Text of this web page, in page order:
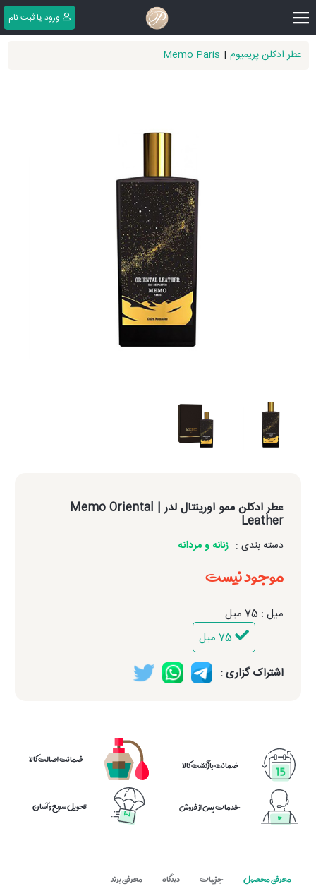
||| ورود یا ثبت ‌نام
عطر ادکلن پریمیوم |
Memo Paris
عطر ادکلن ممو اورینتال لدر | Memo Oriental
Leather
دسته بندی : زنانه و مردانه
موجود نیست
میل : 75 میل
75 میل
اشتراک گزاری :
ضمانت بازگشت کالا ضمانت اصالت کالا
خدمات پس از فروش تحویل سریع و آسان
معرفی محصول جزییات دیدگاه معرفی برند